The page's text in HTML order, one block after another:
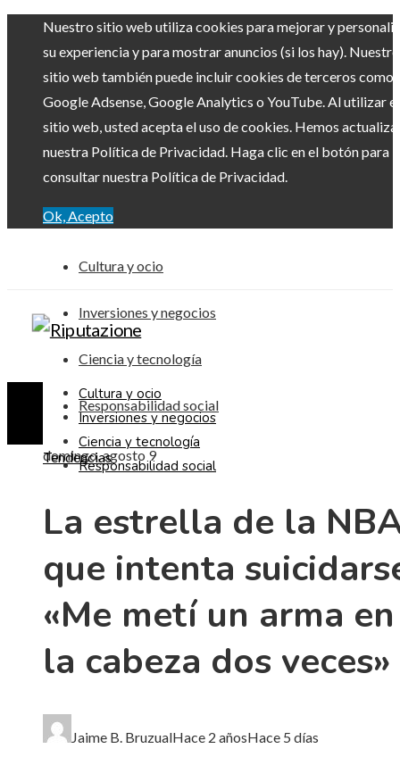
Nuestro sitio web utiliza cookies para mejorar y
su experiencia y para mostrar anuncios (si los hay). Nuestro
sitio web también puede incluir cookies de terceros como
Google Adsense, Google Analytics o YouTube. Al utilizar el
sitio web, usted acepta el uso de cookies. Hemos
nuestra Política de Privacidad. Haga clic en el botón para
consultar nuestra Política de Privacidad.
Ok, Acepto
Cultura y ocio
Inversiones y negocios
Ciencia y tecnología
Responsabilidad social
domingo, agosto 9
Cultura y ocio
Inversiones y negocios
Ciencia y tecnología
Responsabilidad social
Tendencias
La estrella de la
que intenta
«Me metí un arma en
la cabeza dos veces»
Jaime B. BruzualHace 2 añosHace 5 días